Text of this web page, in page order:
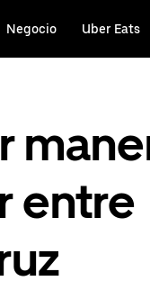
Negocio Uber Eats
entre